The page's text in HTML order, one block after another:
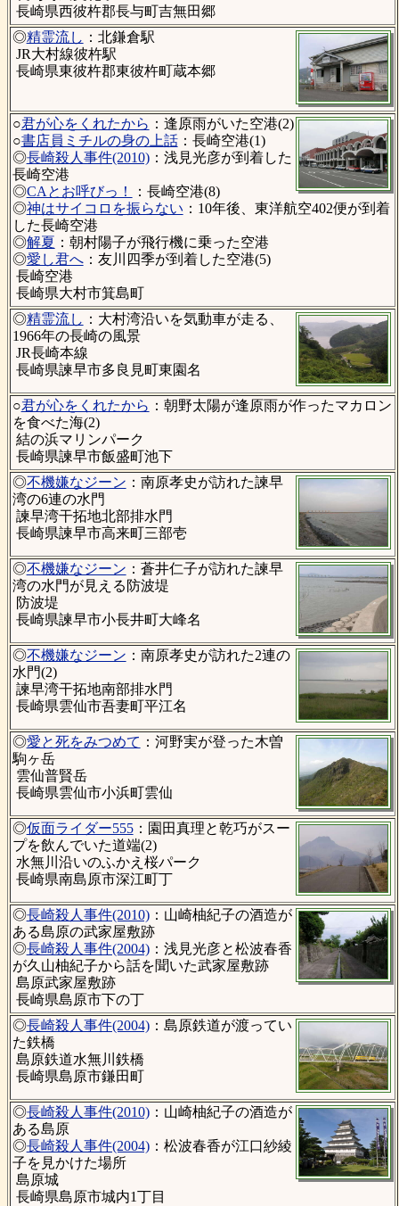
長崎県西彼杵郡長与町吉無田郷
◎精霊流し ：北鎌倉駅
JR大村線彼杵駅
長崎県東彼杵郡東彼杵町蔵本郷
○君が心をくれたから ：逢原雨がいた空港(2)
○書店員ミチルの身の上話：長崎空港(1)
◎長崎殺人事件(2010)：浅見光彦が到着した
長崎空港
◎CAとお呼びっ！
：長崎空港(8)
◎神はサイコロを振らない ：10年後、東洋航空402便が到着
した長崎空港
◎解夏 ：朝村陽子が飛行機に乗った空港
◎愛し君へ：友川四季が到着した空港(5)
長崎空港
長崎県大村市箕島町
◎精霊流し ：大村湾沿いを気動車が走る、
1966年の長崎の風景
JR長崎本線
長崎県諫早市多良見町東園名
○君が心をくれたから ：朝野太陽が逢原雨が作ったマカロン
を食べた海(2)
結の浜マリンパーク
長崎県諫早市飯盛町池下
◎不機嫌なジーン ：南原孝史が訪れた諫早
湾の6連の水門
諫早湾干拓地北部排水門
長崎県諫早市高来町三部壱
◎不機嫌なジーン ：蒼井仁子が訪れた諫早
湾の水門が見える防波堤
防波堤
長崎県諫早市小長井町大峰名
◎不機嫌なジーン ：南原孝史が訪れた2連の
水門(2)
諫早湾干拓地南部排水門
長崎県雲仙市吾妻町平江名
◎愛と死をみつめて ：河野実が登った木曽
駒ヶ岳
雲仙普賢岳
長崎県雲仙市小浜町雲仙
◎仮面ライダー555：園田真理と乾巧がスー
プを飲んでいた道端(2)
水無川沿いのふかえ桜パーク
長崎県南島原市深江町丁
◎長崎殺人事件(2010)：山崎柚紀子の酒造が
ある島原の武家屋敷跡
◎長崎殺人事件(2004)：浅見光彦と松波春香
が久山柚紀子から話を聞いた武家屋敷跡
島原武家屋敷跡
長崎県島原市下の丁
◎長崎殺人事件(2004)：島原鉄道が渡ってい
た鉄橋
島原鉄道水無川鉄橋
長崎県島原市鎌田町
◎長崎殺人事件(2010)：山崎柚紀子の酒造が
ある島原
◎長崎殺人事件(2004)：松波春香が江口紗綾
子を見かけた場所
島原城
長崎県島原市城内1丁目